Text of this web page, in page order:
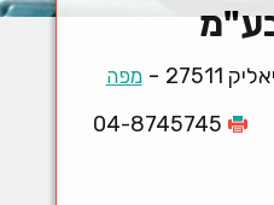
-מפה
04-8745745